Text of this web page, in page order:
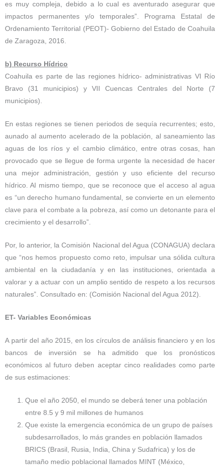
es muy compleja, debido a lo cual es aventurado asegurar que
impactos permanentes y/o temporales”. Programa Estatal de
Ordenamiento Territorial (PEOT)- Gobierno del Estado de Coahuila
de Zaragoza, 2016.
b) Recurso Hídrico
Coahuila es parte de las regiones hídrico- administrativas VI Río
Bravo (31 municipios) y VII Cuencas Centrales del Norte (7
municipios).
En estas regiones se tienen periodos de sequía recurrentes; esto,
aunado al aumento acelerado de la población, al saneamiento las
aguas de los ríos y el cambio climático, entre otras cosas, han
provocado que se llegue de forma urgente la necesidad de hacer
una mejor administración, gestión y uso eficiente del recurso
hídrico. Al mismo tiempo, que se reconoce que el acceso al agua
es “un derecho humano fundamental, se convierte en un elemento
clave para el combate a la pobreza, así como un detonante para el
crecimiento y el desarrollo”.
Por, lo anterior, la Comisión Nacional del Agua (CONAGUA) declara
que “nos hemos propuesto como reto, impulsar una sólida cultura
ambiental en la ciudadanía y en las instituciones, orientada a
valorar y a actuar con un amplio sentido de respeto a los recursos
naturales”. Consultado en: (Comisión Nacional del Agua 2012).
ET- Variables Económicas
A partir del año 2015, en los círculos de análisis financiero y en los
bancos de inversión se ha admitido que los pronósticos
económicos al futuro deben aceptar cinco realidades como parte
de sus estimaciones:
Que el año 2050, el mundo se deberá tener una población
entre 8.5 y 9 mil millones de humanos
Que existe la emergencia económica de un grupo de países
subdesarrollados, lo más grandes en población llamados
BRICS (Brasil, Rusia, India, China y Sudafrica) y los de
tamaño medio poblacional llamados MINT (México,